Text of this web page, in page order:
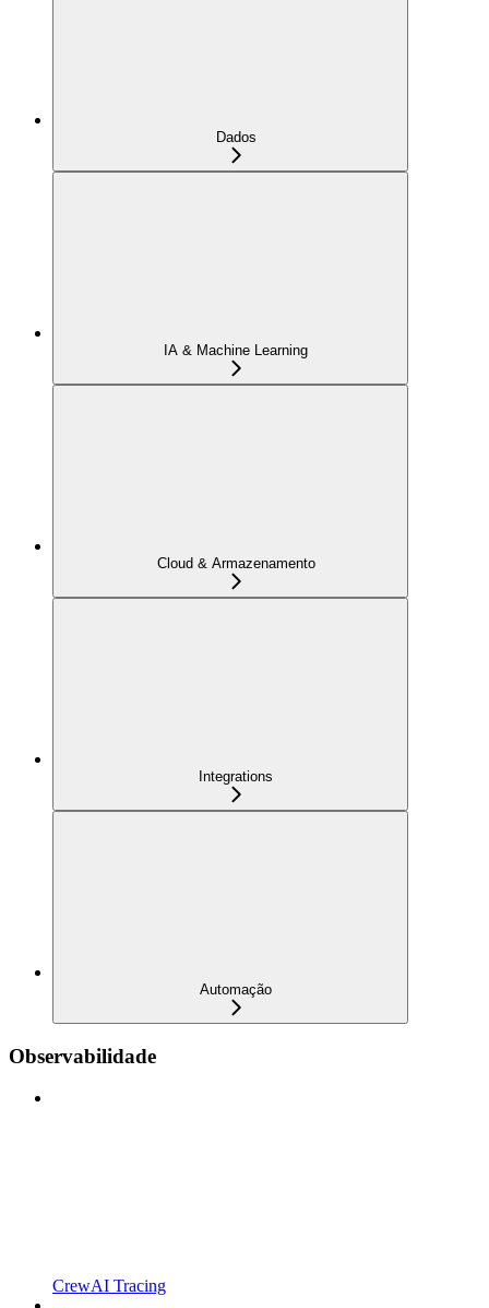
Dados
IA & Machine Learning
Cloud & Armazenamento
Integrations
Automação
Observabilidade
CrewAI Tracing